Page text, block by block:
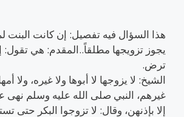
هذا السؤال فيه تفصيل: إن كانت البنت
يجوز تزويجها مطلقاً..المقدم: هي تقول:
ترض.
الشيخ: لا يزوجها لا أبوها ولا غيره، ولا
غيرهم، النبي صلى الله عليه وسلم نهى
إلا بإذنهن، وقال: لا تزوجوا البكر حتى